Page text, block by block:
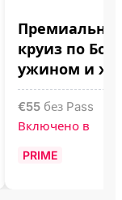
круиз по
ужином и
€55 без Pass
Включено в
PRIME